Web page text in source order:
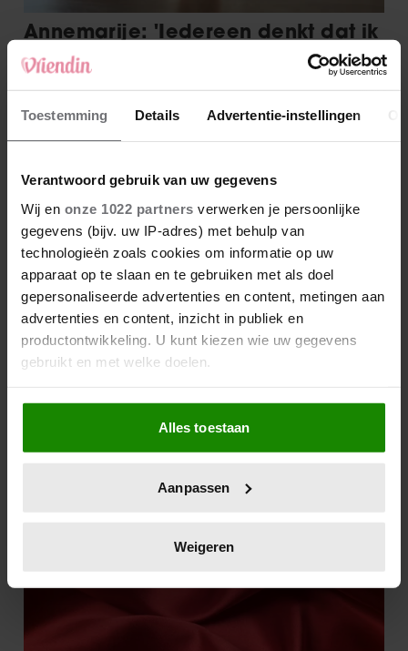
Toestemming Details Advertentie-instellingen
Verantwoord gebruik van uw gegevens
Wij en onze 1022 partners verwerken je persoonlijke
gegevens (bijv. uw IP-adres) met behulp van
technologieën zoals cookies om informatie op uw
apparaat op te slaan en te gebruiken met als doel
gepersonaliseerde advertenties en content, metingen aan
advertenties en content, inzicht in publiek en
productontwikkeling. U kunt kiezen wie uw gegevens
gebruikt en met welke doelen.
Als u het toestaat, willen we ook graag:
Informatie verzamelen over uw geografische
locatie, die tot een paar meter nauwkeurig kan zijn
scannen op specifieke eigenschappen (fingerprinting)
verwerkt en stel uw voorkeuren in het
intrekken in de Cookieverklaring.
We gebruiken cookies om content en advertenties te
Alles toestaan
Aanpassen
Weigeren